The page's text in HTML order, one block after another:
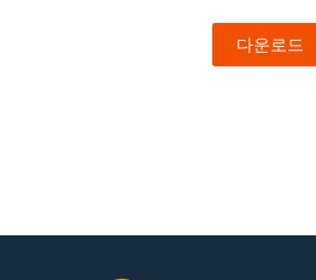
다운로드